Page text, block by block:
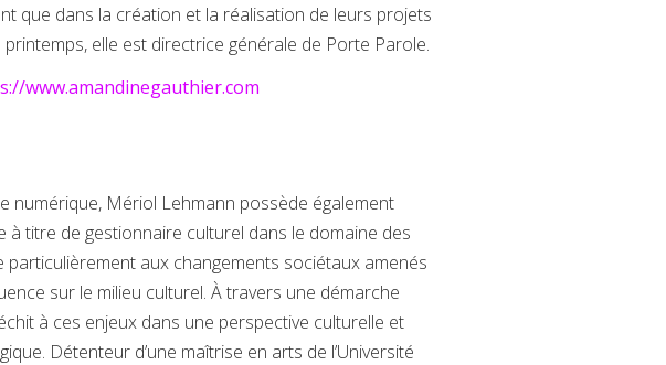
que dans la création et la réalisation de leurs projets
elle est directrice générale de Porte Parole.
www.amandinegauthier.com
numérique, Mériol Lehmann possède également
à titre de gestionnaire culturel dans le domaine des
particulièrement aux changements sociétaux amenés
sur le milieu culturel. À travers une démarche
à ces enjeux dans une perspective culturelle et
Détenteur d’une maîtrise en arts de l’Université